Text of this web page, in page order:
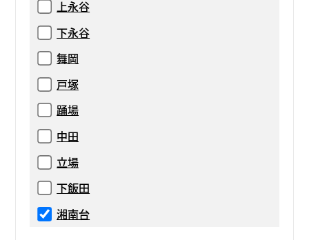
上永谷
下永谷
舞岡
戸塚
踊場
中田
立場
下飯田
湘南台